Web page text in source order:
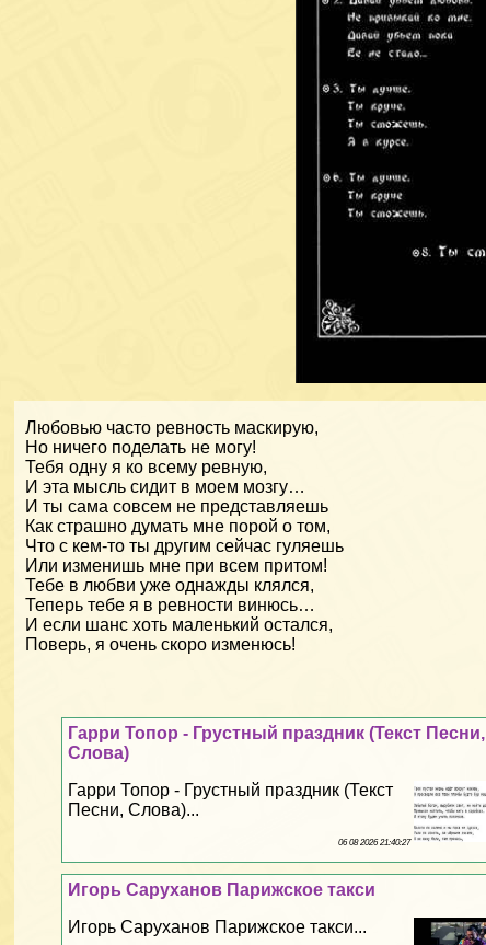
Любовью часто ревность маскирую,
Но ничего поделать не могу!
Тебя одну я ко всему ревную,
И эта мысль сидит в моем мозгу…
И ты сама совсем не представляешь
Как страшно думать мне порой о том,
Что с кем-то ты другим сейчас гуляешь
Или изменишь мне при всем притом!
Тебе в любви уже однажды клялся,
Теперь тебе я в ревности винюсь…
И если шанс хоть маленький остался,
Поверь, я очень скоро изменюсь!
Гарри Топор - Грустный праздник (Текст Песни,
Слова)
Гарри Топор - Грустный праздник (Текст
Песни, Слова)...
06 08 2026 21:40:27
Игорь Саруханов Парижское такси
Игорь Саруханов Парижское такси...